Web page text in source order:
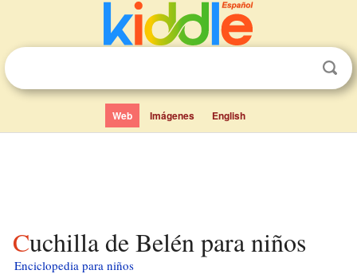
Web Imágenes English
Cuchilla de Belén para niños
Enciclopedia para niños